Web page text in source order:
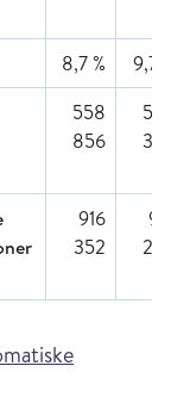
8,7 %
9,7
558
856
916
352